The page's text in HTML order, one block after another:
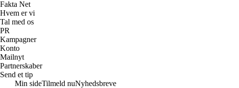
Fakta Net
Hvem er vi
Tal med os
PR
Kampagner
Konto
Mailnyt
Partnerskaber
Send et tip
Min sideTilmeld nuNyhedsbreve